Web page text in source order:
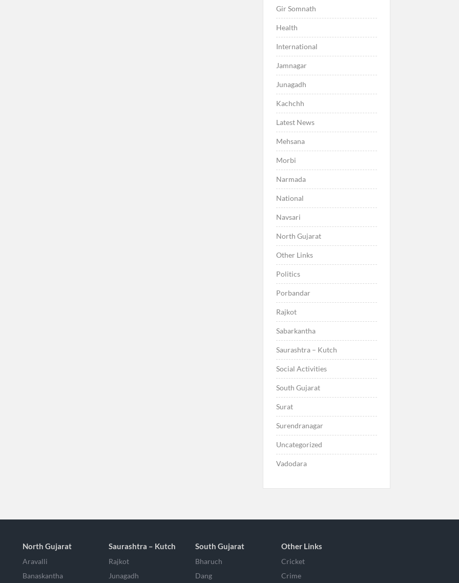
Gir Somnath
Health
International
Jamnagar
Junagadh
Kachchh
Latest News
Mehsana
Morbi
Narmada
National
Navsari
North Gujarat
Other Links
Politics
Porbandar
Rajkot
Sabarkantha
Saurashtra – Kutch
Social Activities
South Gujarat
Surat
Surendranagar
Uncategorized
Vadodara
North Gujarat
Aravalli
Banaskantha
Saurashtra – Kutch
Rajkot
Junagadh
South Gujarat
Bharuch
Dang
Other Links
Cricket
Crime